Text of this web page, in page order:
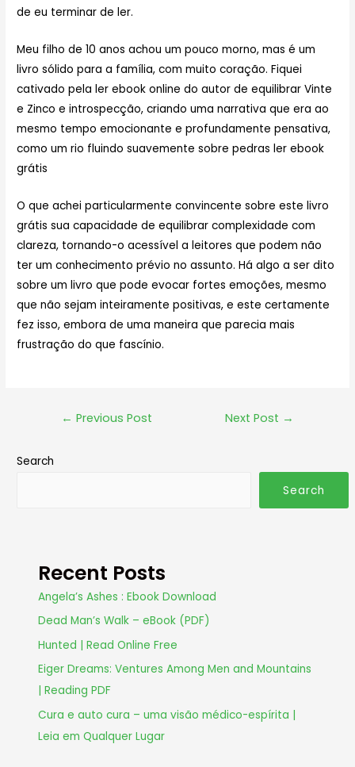
de eu terminar de ler.
Meu filho de 10 anos achou um pouco morno, mas é um
livro sólido para a família, com muito coração. Fiquei
cativado pela ler ebook online do autor de equilibrar Vinte
e Zinco e introspecção, criando uma narrativa que era ao
mesmo tempo emocionante e profundamente pensativa,
como um rio fluindo suavemente sobre pedras ler ebook
grátis
O que achei particularmente convincente sobre este livro
grátis sua capacidade de equilibrar complexidade com
clareza, tornando-o acessível a leitores que podem não
ter um conhecimento prévio no assunto. Há algo a ser dito
sobre um livro que pode evocar fortes emoções, mesmo
que não sejam inteiramente positivas, e este certamente
fez isso, embora de uma maneira que parecia mais
frustração do que fascínio.
← Previous Post Next Post →
Search
Search
Recent Posts
Angela’s Ashes : Ebook Download
Dead Man’s Walk – eBook (PDF)
Hunted | Read Online Free
Eiger Dreams: Ventures Among Men and Mountains
| Reading PDF
Cura e auto cura – uma visão médico-espírita |
Leia em Qualquer Lugar